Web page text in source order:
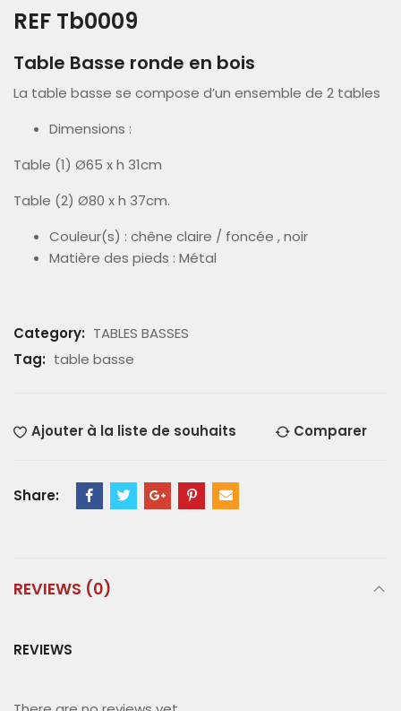
REF Tb0009
Table Basse ronde en bois
La table basse se compose d’un ensemble de 2 tables
Dimensions :
Table (1) Ø65 x h 31cm
Table (2) Ø80 x h 37cm.
Couleur(s) : chêne claire / foncée , noir
Matière des pieds : Métal
Category: TABLES BASSES
Tag: table basse
Ajouter à la liste de souhaits Comparer
Share:
REVIEWS (0)
REVIEWS